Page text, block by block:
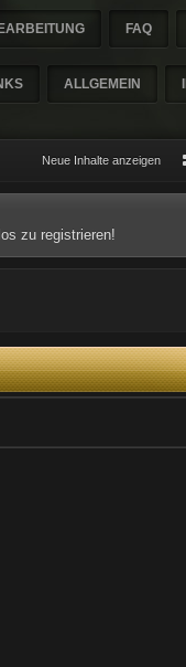
FAQ
ALLGEMEIN
Neue Inhalte anzeigen
zu registrieren!